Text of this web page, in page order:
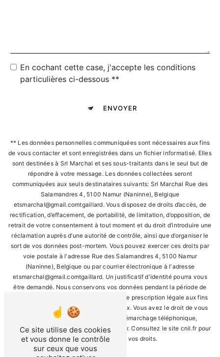
En cochant cette case, j'accepte les conditions
particulières ci-dessous **
ENVOYER
** Les données personnelles communiquées sont nécessaires aux fins
de vous contacter et sont enregistrées dans un fichier informatisé. Elles
sont destinées à Srl Marchal et ses sous-traitants dans le seul but de
répondre à votre message. Les données collectées seront
communiquées aux seuls destinataires suivants: Srl Marchal Rue des
Salamandres 4, 5100 Namur (Naninne), Belgique
etsmarchal@gmail.comtgaillard. Vous disposez de droits d’accès, de
rectification, d’effacement, de portabilité, de limitation, d’opposition, de
retrait de votre consentement à tout moment et du droit d’introduire une
réclamation auprès d’une autorité de contrôle, ainsi que d’organiser le
sort de vos données post-mortem. Vous pouvez exercer ces droits par
voie postale à l'adresse Rue des Salamandres 4, 5100 Namur
(Naninne), Belgique ou par courrier électronique à l'adresse
etsmarchal@gmail.comtgaillard. Un justificatif d'identité pourra vous
être demandé. Nous conservons vos données pendant la période de
prise de contact puis pendant la durée de prescription légale aux fins
probatoires et de gestion des contentieux. Vous avez le droit de vous
inscrire sur la liste d'opposition au démarchage téléphonique,
disponible à cette adresse:Bloctel.gouv.fr. Consultez le site cnil.fr pour
plus d’informations sur vos droits.
Ce site utilise des cookies
et vous donne le contrôle
sur ceux que vous